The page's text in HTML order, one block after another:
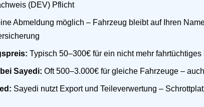
(DEV) Pflicht
Abmeldung möglich – Fahrzeug bleibt auf Ihren
Typisch 50–300€ für ein nicht mehr fahrtüchtiges
Sayedi: Oft 500–3.000€ für gleiche Fahrzeuge –
Sayedi nutzt Export und Teileverwertung –